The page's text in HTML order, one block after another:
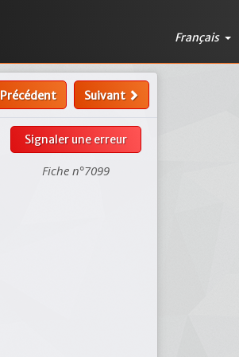
Français
Précédent Suivant
Signaler une erreur
Fiche n°7099